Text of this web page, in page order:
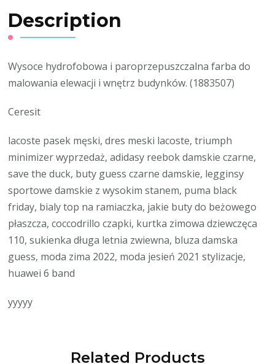
Description
Wysoce hydrofobowa i paroprzepuszczalna farba do
malowania elewacji i wnętrz budynków. (1883507)
Ceresit
lacoste pasek męski, dres meski lacoste, triumph
minimizer wyprzedaż, adidasy reebok damskie czarne,
save the duck, buty guess czarne damskie, legginsy
sportowe damskie z wysokim stanem, puma black
friday, bialy top na ramiaczka, jakie buty do beżowego
płaszcza, coccodrillo czapki, kurtka zimowa dziewczęca
110, sukienka długa letnia zwiewna, bluza damska
guess, moda zima 2022, moda jesień 2021 stylizacje,
huawei 6 band
yyyyy
Related Products